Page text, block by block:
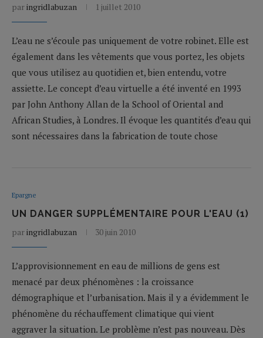
paringridlabuzan 1 juillet 2010
L’eau ne s’écoule pas uniquement de votre robinet. Elle est
également dans les vêtements que vous portez, les objets
que vous utilisez au quotidien et, bien entendu, votre
assiette. Le concept d’eau virtuelle a été inventé en 1993
par John Anthony Allan de la School of Oriental and
African Studies, à Londres. Il évoque les quantités d’eau qui
sont nécessaires dans la fabrication de toute chose
Epargne
UN DANGER SUPPLÉMENTAIRE POUR L'EAU (1)
paringridlabuzan 30 juin 2010
L’approvisionnement en eau de millions de gens est
menacé par deux phénomènes : la croissance
démographique et l’urbanisation. Mais il y a évidemment le
phénomène du réchauffement climatique qui vient
aggraver la situation. Le problème n’est pas nouveau. Dès